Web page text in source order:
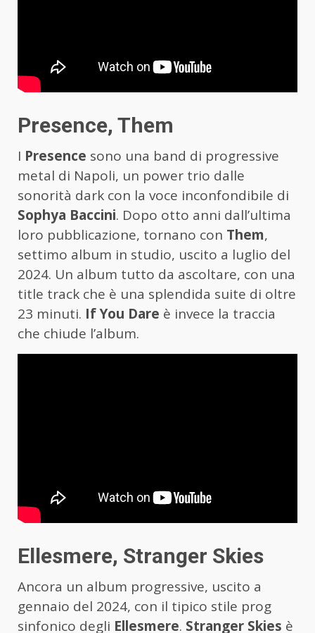
Presence, Them
I Presence sono una band di progressive
metal di Napoli, un power trio dalle
sonorità dark con la voce inconfondibile di
Sophya Baccini. Dopo otto anni dall’ultima
loro pubblicazione, tornano con Them,
settimo album in studio, uscito a luglio del
2024. Un album tutto da ascoltare, con una
title track che è una splendida suite di oltre
23 minuti. If You Dare è invece la traccia
che chiude l’album.
Ellesmere, Stranger Skies
Ancora un album progressive, uscito a
gennaio del 2024, con il tipico stile prog
sinfonico degli Ellesmere. Stranger Skies è